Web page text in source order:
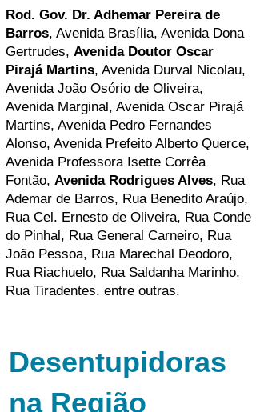
Rod. Gov. Dr. Adhemar Pereira de
Barros, Avenida Brasília, Avenida Dona
Gertrudes, Avenida Doutor Oscar
Pirajá Martins, Avenida Durval Nicolau,
Avenida João Osório de Oliveira,
Avenida Marginal, Avenida Oscar Pirajá
Martins, Avenida Pedro Fernandes
Alonso, Avenida Prefeito Alberto Querce,
Avenida Professora Isette Corrêa
Fontão, Avenida Rodrigues Alves, Rua
Ademar de Barros, Rua Benedito Araújo,
Rua Cel. Ernesto de Oliveira, Rua Conde
do Pinhal, Rua General Carneiro, Rua
João Pessoa, Rua Marechal Deodoro,
Rua Riachuelo, Rua Saldanha Marinho,
Rua Tiradentes. entre outras.
Desentupidoras
na Região